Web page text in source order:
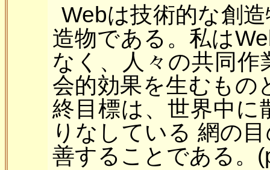
Webは技術的な創
造物である。私は
なく、人々の共同
会的効果を生むもの
終目標は、世界中
りなしている 網の
善することである。